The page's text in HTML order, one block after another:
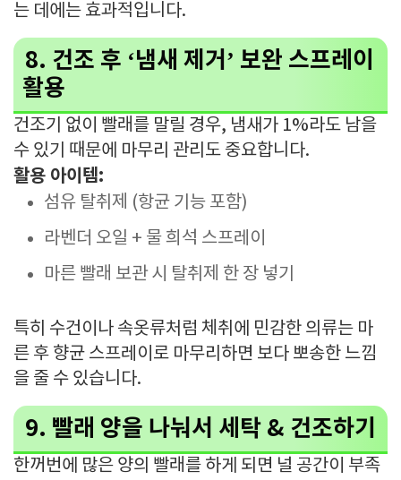
는 데에는 효과적입니다.
8. 건조 후 ‘냄새 제거’ 보완 스프레이
활용
건조기 없이 빨래를 말릴 경우, 냄새가 1%라도 남을
수 있기 때문에 마무리 관리도 중요합니다.
활용 아이템:
섬유 탈취제 (항균 기능 포함)
라벤더 오일 + 물 희석 스프레이
마른 빨래 보관 시 탈취제 한 장 넣기
특히 수건이나 속옷류처럼 체취에 민감한 의류는 마
른 후 향균 스프레이로 마무리하면 보다 뽀송한 느낌
을 줄 수 있습니다.
9. 빨래 양을 나눠서 세탁 & 건조하기
한꺼번에 많은 양의 빨래를 하게 되면 널 공간이 부족